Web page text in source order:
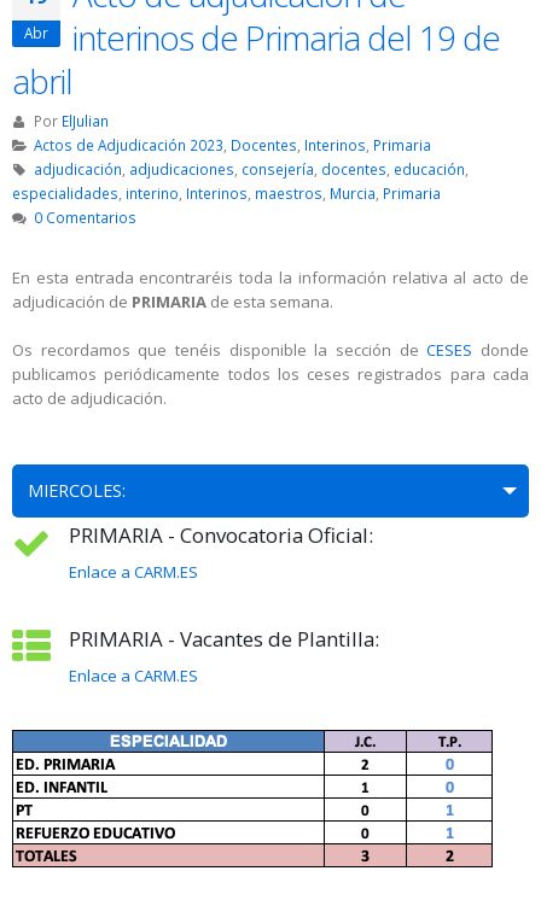
Abr
interinos de Primaria del 19 de
abril
Por ElJulian
Actos de Adjudicación 2023 Docentes Interinos Primaria
adjudicación, adjudicaciones, consejería, docentes, educación,
especialidades, interino, Interinos, maestros, Murcia, Primaria
0 Comentarios
En esta entrada encontraréis toda la información relativa al acto de
adjudicación de PRIMARIA de esta semana.
Os recordamos que tenéis disponible la sección deCESES donde
publicamos periódicamente todos los ceses registrados para cada
acto de adjudicación.
MIERCOLES:
PRIMARIA - Convocatoria Oficial:
Enlace a CARM.ES
PRIMARIA - Vacantes de Plantilla:
Enlace a CARM.ES